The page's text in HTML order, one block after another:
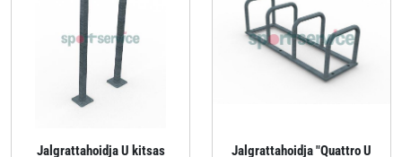
Jalgrattahoidja U kitsas
Jalgrattahoidja "Quattro U